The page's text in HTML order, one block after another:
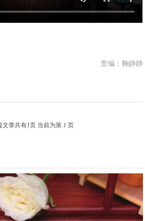
责编：鞠静静
文章共有1页 当前为第 1 页